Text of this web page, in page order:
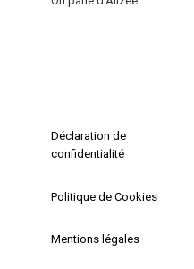
Déclaration de
confidentialité
Politique de Cookies
Mentions légales